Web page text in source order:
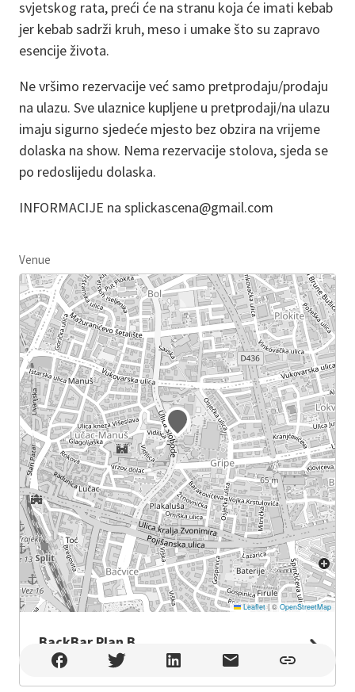
svjetskog rata, preći će na stranu koja će imati kebab
jer kebab sadrži kruh, meso i umake što su zapravo
esencije života.
Ne vršimo rezervacije već samo pretprodaju/prodaju
na ulazu. Sve ulaznice kupljene u pretprodaji/na ulazu
imaju sigurno sjedeće mjesto bez obzira na vrijeme
dolaska na show. Nema rezervacije stolova, sjeda se
po redoslijedu dolaska.
INFORMACIJE na splickascena@gmail.com
Venue
Leaflet |© OpenStreetMap
BackBar Plan B
BackBar Plan B , Split